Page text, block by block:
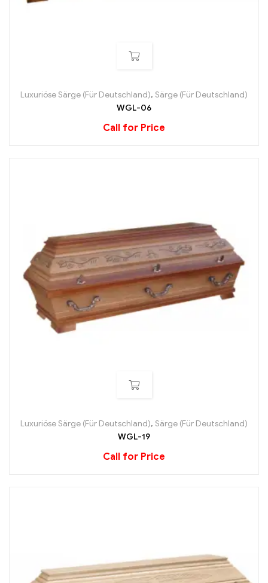
Luxuriöse Särge (Für Deutschland), Särge (Für Deutschland)
WGL-06
Call for Price
Luxuriöse Särge (Für Deutschland), Särge (Für Deutschland)
WGL-19
Call for Price